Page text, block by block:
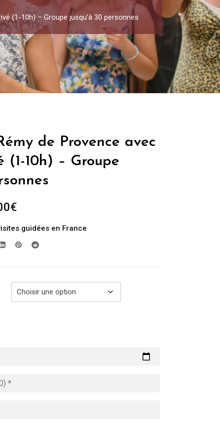
(1-10h) – Groupe jusqu’à 30 personnes
de Provence avec
(1-10h) – Groupe
€Plage
prix :
289.00€
guidées en France